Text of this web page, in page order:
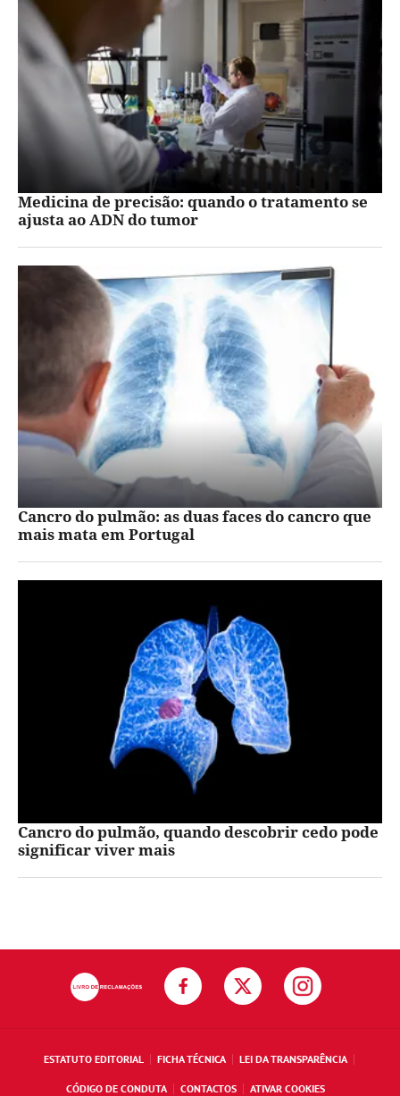
Medicina de precisão: quando o tratamento se
ajusta ao ADN do tumor
Cancro do pulmão: as duas faces do cancro que
mais mata em Portugal
Cancro do pulmão, quando descobrir cedo pode
significar viver mais
ESTATUTO EDITORIAL FICHA TÉCNICA LEI DA TRANSPARÊNCIA
CÓDIGO DE CONDUTA CONTACTOS ATIVAR COOKIES